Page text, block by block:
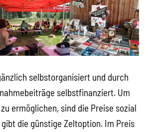
selbstorganisiert und durch
selbstfinanziert. Um
ermöglichen, sind die Preise sozial
die günstige Zeltoption. Im Preis